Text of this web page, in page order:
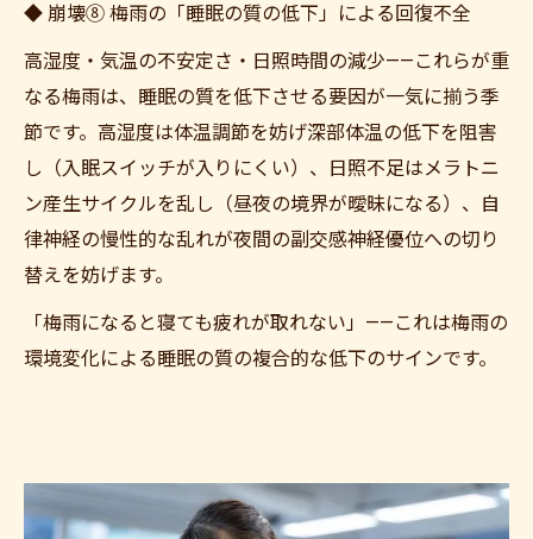
◆ 崩壊⑧ 梅雨の「睡眠の質の低下」による回復不全
高湿度・気温の不安定さ・日照時間の減少——これらが重
なる梅雨は、睡眠の質を低下させる要因が一気に揃う季
節です。高湿度は体温調節を妨げ深部体温の低下を阻害
し（入眠スイッチが入りにくい）、日照不足はメラトニ
ン産生サイクルを乱し（昼夜の境界が曖昧になる）、自
律神経の慢性的な乱れが夜間の副交感神経優位への切り
替えを妨げます。
「梅雨になると寝ても疲れが取れない」——これは梅雨の
環境変化による睡眠の質の複合的な低下のサインです。